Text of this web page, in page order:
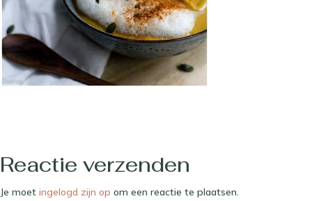
Reactie verzenden
Je moet ingelogd zijn op om een reactie te plaatsen.